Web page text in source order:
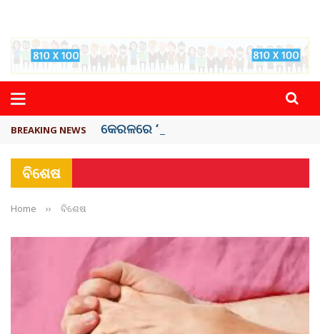
BREAKING NEWS କେରଳରେ ‘ରାଟ୍ ଫିଭର୍’ ଆତଙ୍କ, ୫୮ ମୃତ
ବିଶେଷ
Home ›› ବିଶେଷ